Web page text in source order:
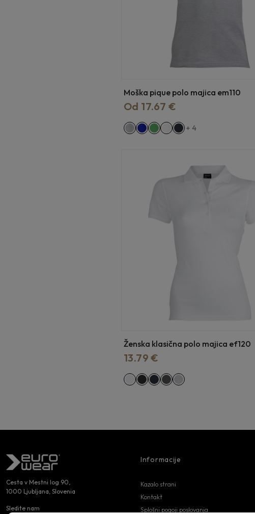
Moška pique polo majica em110
Od 17.67 €
+ 4
Ženska klasična polo majica ef120
13.79 €
Cesta v Mestni log 90,
1000 Ljubljana, Slovenia
Sledite nam
Informacije
Kazalo strani
Kontakt
Splošni pogoji poslovanja